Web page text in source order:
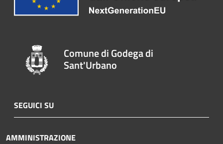
Comune di Godega di
Sant'Urbano
SEGUICI SU
AMMINISTRAZIONE